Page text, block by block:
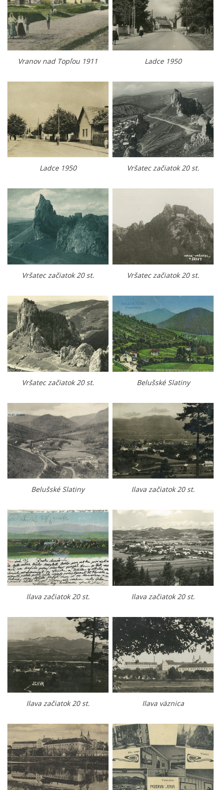
Vranov nad Topľou 1911 Ladce 1950
Ladce 1950 Vršatec začiatok 20 st.
Vršatec začiatok 20 st. Vršatec začiatok 20 st.
Vršatec začiatok 20 st. Belušské Slatiny
Belušské Slatiny Ilava začiatok 20 st.
Ilava začiatok 20 st. Ilava začiatok 20 st.
Ilava začiatok 20 st. Ilava väznica